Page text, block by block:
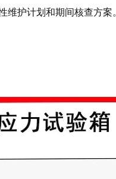
护计划和期间核查方案。